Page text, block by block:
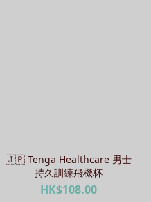
🇯🇵 Tenga Healthcare 男士
持久訓練飛機杯
HK$108.00